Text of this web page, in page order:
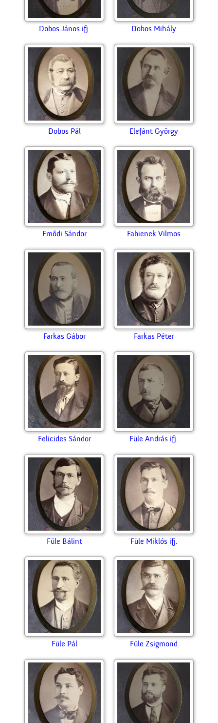
Dobos János ifj. Dobos Mihály
Dobos Pál Elefánt György
Emődi Sándor Fabienek Vilmos
Farkas Gábor Farkas Péter
Felicides Sándor Füle András ifj.
Füle Bálint Füle Miklós ifj.
Füle Pál Füle Zsigmond